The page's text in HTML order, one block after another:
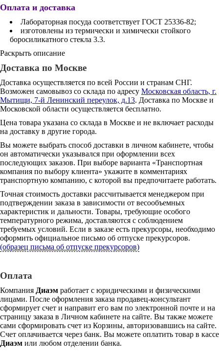
Оплата и доставка
Лабораторная посуда соответствует ГОСТ 25336-82;
изготовлены из термически и химически стойкого
боросиликатного стекла 3.3.
Раскрыть описание
Доставка по Москве
Доставка осуществляется по всей России и странам СНГ.
Возможен самовывоз со склада по адресу Московская область, г.
Мытищи, 7-й Ленинский переулок, д.13. Доставка по Москве и
Московской области осуществляется бесплатно.
Цена товара указана со склада в Москве и не включает расходы
на доставку в другие города.
Вы можете выбрать способ доставки в личном кабинете, чтобы
он автоматически указывался при оформлении всех
последующих заказов. При выборе варианта «Транспортная
компания по выбору клиента» укажите в комментариях
транспортную компанию, с которой вы предпочитаете работать.
Точная стоимость доставки рассчитывается менеджером при
подтверждении заказа в зависимости от весообъемных
характеристик и дальности. Товары, требующие особого
температурного режима, доставляются с соблюдением
требуемых условий. Если в заказе есть прекурсоры, необходимо
оформить официальное письмо об отпуске прекурсоров.
(образец письма об отпуске прекурсоров)
Оплата
Компания Диаэм работает с юридическими и физическими
лицами. После оформления заказа продавец-консультант
сформирует счет и направит его вам по электронной почте и на
страницу заказа в Личном кабинете на сайте. Вы также можете
сами сформировать счет из Корзины, авторизовавшись на сайте.
Счет оплачивается через банк. Вы можете оплатить товар в кассе
Диаэм или любом отделении банка.